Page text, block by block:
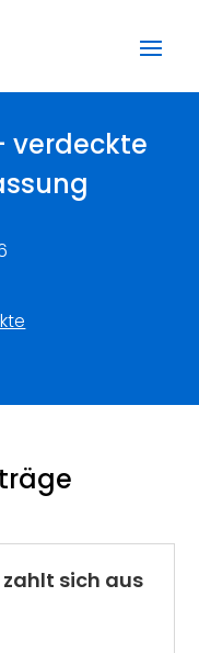
verdeckte
zahlt sich aus